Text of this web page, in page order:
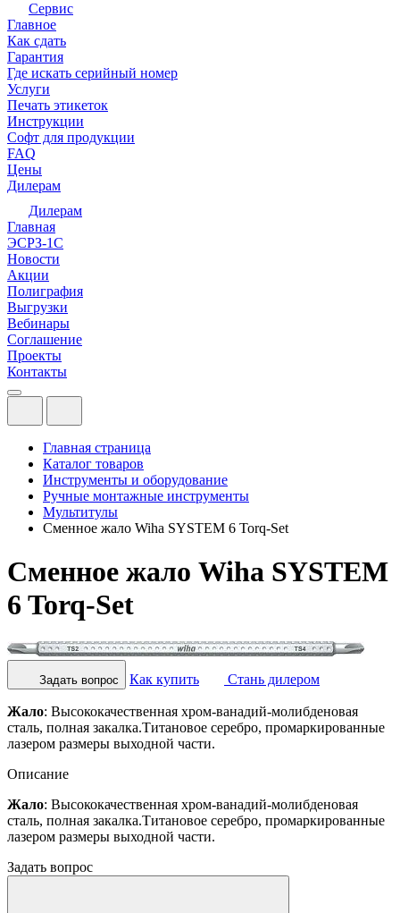
Сервис
Главное
Как сдать
Гарантия
Где искать серийный номер
Услуги
Печать этикеток
Инструкции
Софт для продукции
FAQ
Цены
Дилерам
Дилерам
Главная
ЭСРЗ-1С
Новости
Акции
Полиграфия
Выгрузки
Вебинары
Соглашение
Проекты
Контакты
Главная страница
Каталог товаров
Инструменты и оборудование
Ручные монтажные инструменты
Мультитулы
Сменное жало Wiha SYSTEM 6 Torq-Set
Сменное жало Wiha SYSTEM
6 Torq-Set
Задать вопрос Как купить Стань дилером
Жало: Высококачественная хром-ванадий-молибденовая
сталь, полная закалка.Титановое серебро, промаркированные
лазером размеры выходной части.
Описание
Жало: Высококачественная хром-ванадий-молибденовая
сталь, полная закалка.Титановое серебро, промаркированные
лазером размеры выходной части.
Задать вопрос